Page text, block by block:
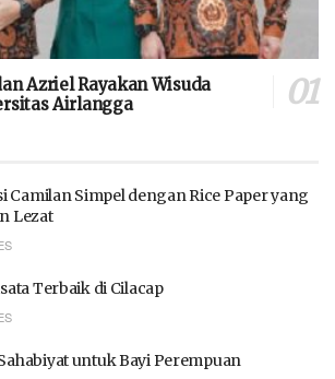
Azriel Rayakan Wisuda
Airlangga
Camilan Simpel dengan Rice Paper yang
Lezat
Terbaik di Cilacap
untuk Bayi Perempuan